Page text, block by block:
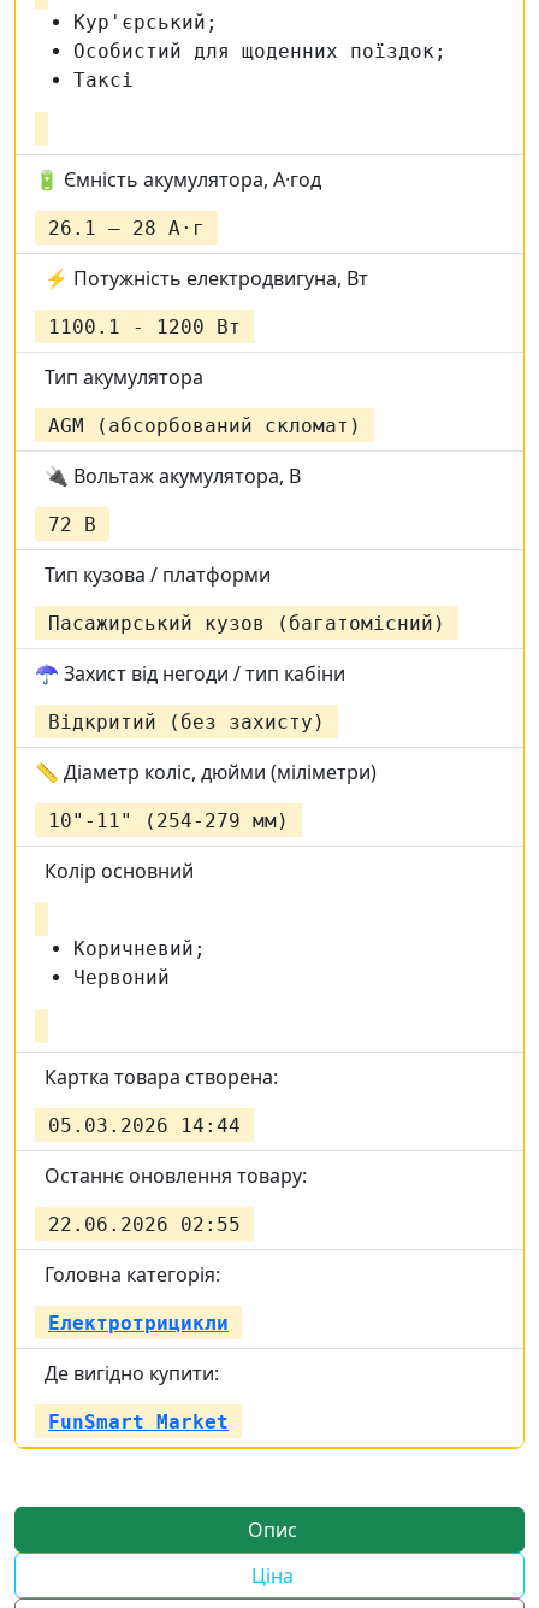
Кур'єрський;
Особистий для щоденних поїздок;
Таксі
🔋 Ємність акумулятора, А·год
26.1 – 28 А·г
⚡ Потужність електродвигуна, Вт
1100.1 - 1200 Вт
Тип акумулятора
AGM (абсорбований скломат)
🔌 Вольтаж акумулятора, В
72 В
Тип кузова / платформи
Пасажирський кузов (багатомісний)
☂ Захист від негоди / тип кабіни
Відкритий (без захисту)
📏 Діаметр коліс, дюйми (міліметри)
10"-11" (254-279 мм)
Колір основний
Коричневий;
Червоний
Картка товара створена:
05.03.2026 14:44
Останнє оновлення товару:
22.06.2026 02:55
Головна категорія:
Електротрицикли
Де вигідно купити:
FunSmart Market
Опис
Ціна